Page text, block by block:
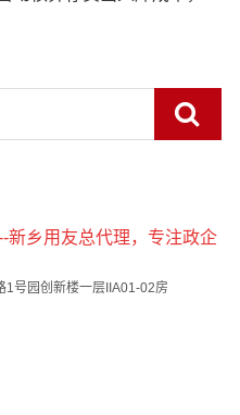
新乡用友总代理，专注政企
1号园创新楼一层IIA01-02房